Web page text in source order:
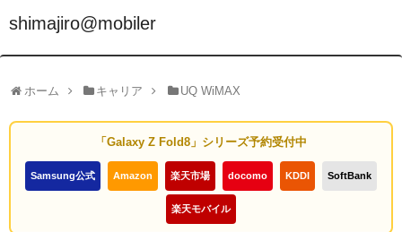
shimajiro@mobiler
ホーム キャリア UQ WiMAX
「Galaxy Z Fold8」シリーズ予約受付中
Samsung公式 Amazon 楽天市場 docomo KDDI SoftBank
楽天モバイル